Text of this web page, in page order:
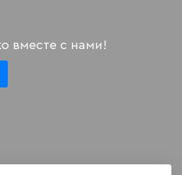
вместе с нами!